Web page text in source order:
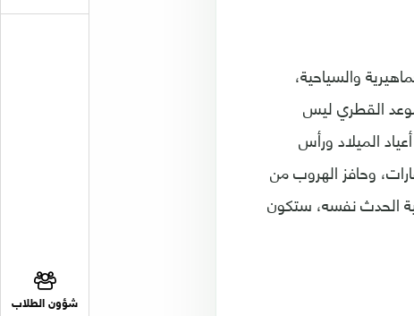
شؤون الطلاب
والسياحية،
القطري ليس
الميلاد ورأس
وحافز الهروب من
الحدث نفسه، ستكون